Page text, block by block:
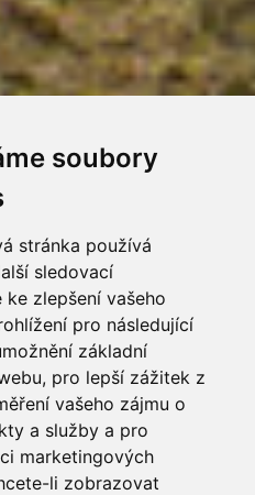
soubory
stránka používá
sledovací
zlepšení vašeho
pro následující
základní
, pro lepší zážitek z
vašeho zájmu o
a služby a pro
marketingových
li zobrazovat